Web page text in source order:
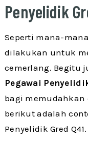
Penyelidik
Seperti mana-
dilakukan untuk
cemerlang. Begitu
Pegawai
bagi
berikut adalah
Penyelidik Gred Q41.